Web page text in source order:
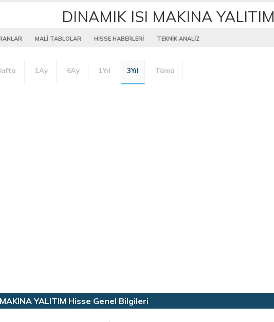
DINAMIK ISI MAKINA YALITIM
MALİ TABLOLAR HİSSE HABERLERİ TEKNİK ANALİZ
1Ay 6Ay 1Yıl 3Yıl Tümü
YALITIM Hisse Genel Bilgileri